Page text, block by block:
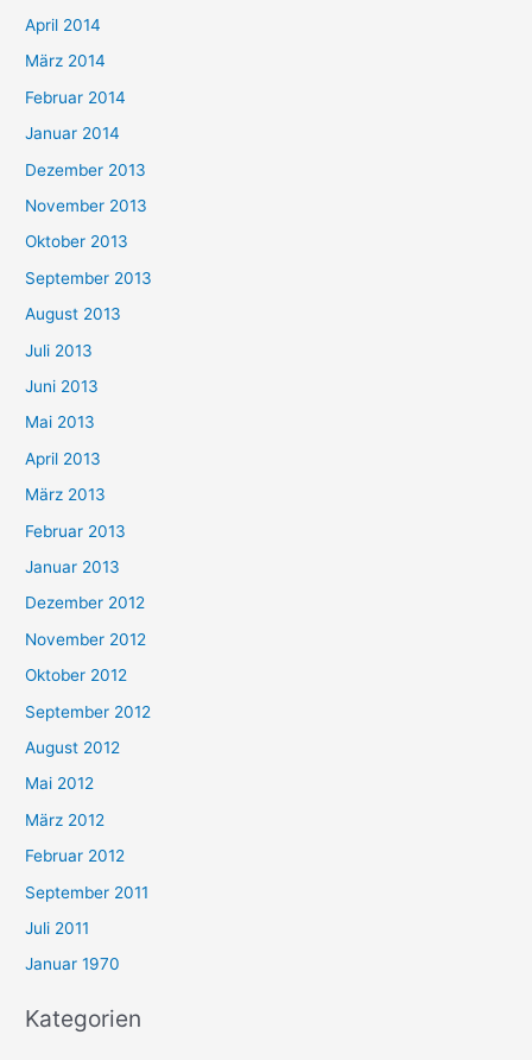
April 2014
März 2014
Februar 2014
Januar 2014
Dezember 2013
November 2013
Oktober 2013
September 2013
August 2013
Juli 2013
Juni 2013
Mai 2013
April 2013
März 2013
Februar 2013
Januar 2013
Dezember 2012
November 2012
Oktober 2012
September 2012
August 2012
Mai 2012
März 2012
Februar 2012
September 2011
Juli 2011
Januar 1970
Kategorien